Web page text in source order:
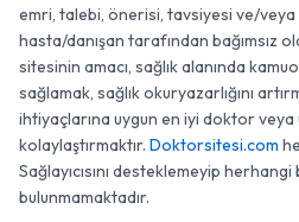
emri, talebi, önerisi, tavsiyesi ve/veya
hasta/danışan tarafından bağımsız
sitesinin amacı, sağlık alanında
sağlamak, sağlık okuryazarlığını
ihtiyaçlarına uygun en iyi doktor veya
kolaylaştırmaktır. Doktorsitesi.com
Sağlayıcısını desteklemeyip
bulunmamaktadır.